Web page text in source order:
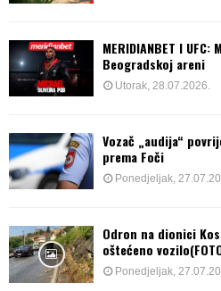
MERIDIANBET I
Beogradskoj areni
Utorak, 28.07.2026.
Vozač „audija“
prema Foči
Ponedjeljak,
Odron na dionici
oštećeno
Ponedjeljak,